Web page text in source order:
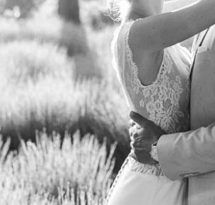
– Anne et Alex –